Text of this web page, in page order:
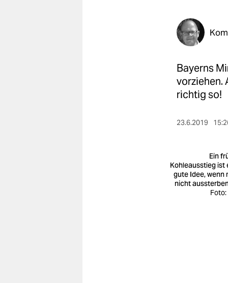
Bayerns
vorziehen.
richtig so!
23.6.2019
Ein
Kohleausstieg ist
gute Idee, wenn
nicht